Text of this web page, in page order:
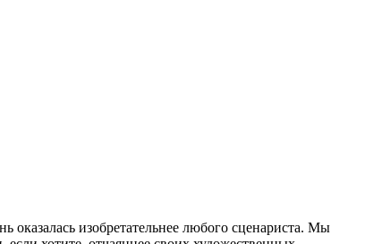
оказалась изобретательнее любого сценариста. Мы